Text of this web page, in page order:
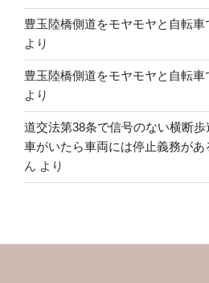
豊玉陸橋側道をモヤモヤと自転車
より
豊玉陸橋側道をモヤモヤと自転車
より
道交法第38条で信号のない横断
車がいたら車両には停止義務があ
ん より